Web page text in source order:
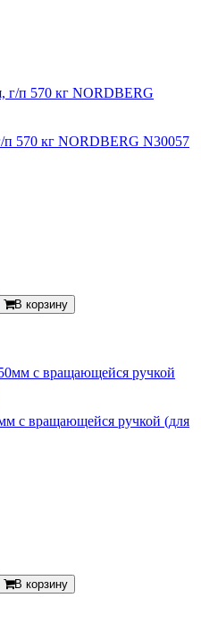
п 570 кг NORDBERG N30057
В корзину
с вращающейся ручкой (для
В корзину